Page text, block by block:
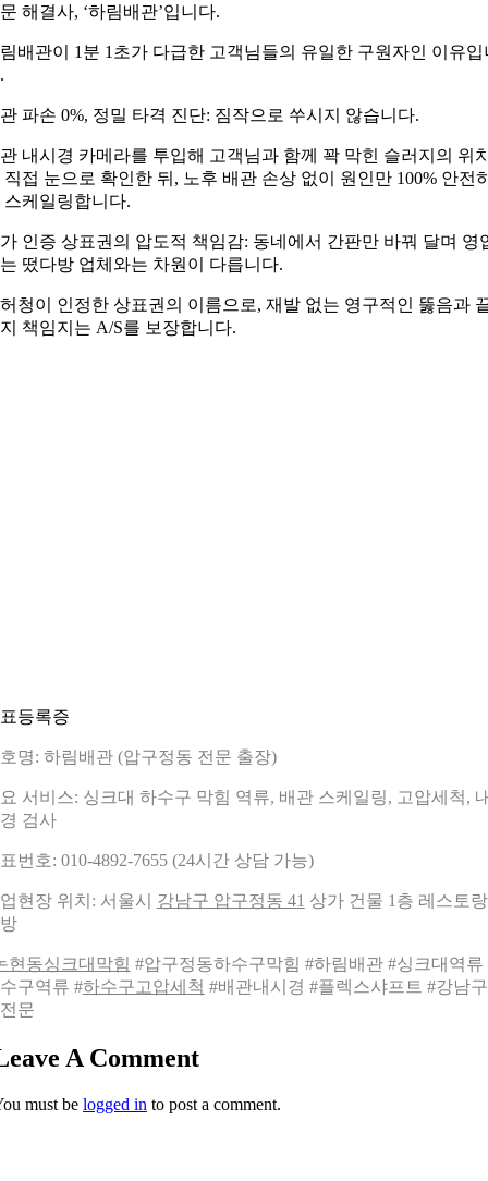
해결사, ‘하림배관’입니다.
배관이 1분 1초가 다급한 고객님들의 유일한 구원자인 이유입
파손 0%, 정밀 타격 진단: 짐작으로 쑤시지 않습니다.
내시경 카메라를 투입해 고객님과 함께 꽉 막힌 슬러지의 위
직접 눈으로 확인한 뒤, 노후 배관 손상 없이 원인만 100% 안전
스케일링합니다.
인증 상표권의 압도적 책임감: 동네에서 간판만 바꿔 달며 영
떴다방 업체와는 차원이 다릅니다.
청이 인정한 상표권의 이름으로, 재발 없는 영구적인 뚫음과
책임지는 A/S를 보장합니다.
등록증
명: 하림배관 (압구정동 전문 출장)
서비스: 싱크대 하수구 막힘 역류, 배관 스케일링, 고압세척,
검사
번호: 010-4892-7655 (24시간 상담 가능)
현장 위치: 서울시 강남구 압구정동 41 상가 건물 1층 레스토랑
현동싱크대막힘 #압구정동하수구막힘 #하림배관 #싱크대역류
구역류 #하수구고압세척 #배관내시경 #플렉스샤프트 #강남
문
A Comment
must be logged in to post a comment.